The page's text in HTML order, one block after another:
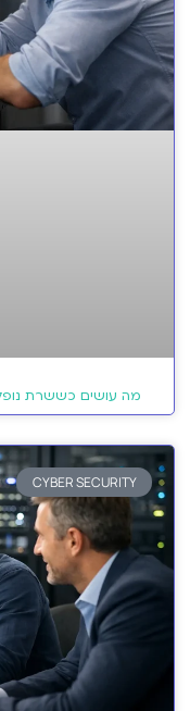
מה עושים כששרת
CYBER SECURITY